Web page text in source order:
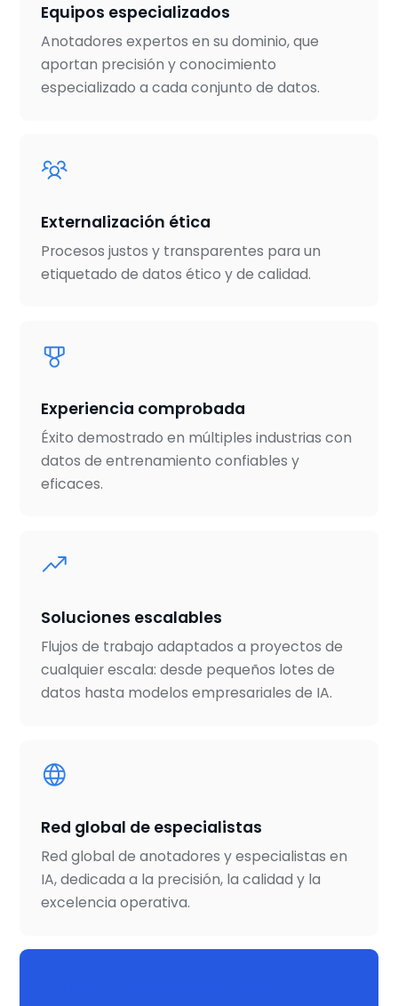
Equipos especializados
Anotadores expertos en su dominio, que
aportan precisión y conocimiento
especializado a cada conjunto de datos.
Externalización ética
Procesos justos y transparentes para un
etiquetado de datos ético y de calidad.
Experiencia comprobada
Éxito demostrado en múltiples industrias con
datos de entrenamiento confiables y
eficaces.
Soluciones escalables
Flujos de trabajo adaptados a proyectos de
cualquier escala: desde pequeños lotes de
datos hasta modelos empresariales de IA.
Red global de especialistas
Red global de anotadores y especialistas en
IA, dedicada a la precisión, la calidad y la
excelencia operativa.